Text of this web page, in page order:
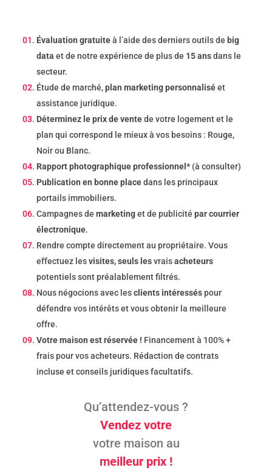
Évaluation gratuiteà l’aide des derniers outils de big
data et de notre expérience de plus de 15 ansdans le
secteur.
Étude de marché,plan marketing personnaliséet
assistance juridique.
Déterminez le prix de ventede votre logement et le
plan qui correspond le mieux à vos besoins : Rouge,
Noir ou Blanc.
Rapport photographique professionnel* (à consulter)
Publication en bonne placedans les principaux
portails immobiliers.
Campagnes de marketinget de publicité par courrier
électronique.
Rendre compte directement au propriétaire. Vous
effectuez lesvisites, seuls lesvraisacheteurs
potentiels sont préalablement filtrés.
Nous négocions avec lesclients intéresséspour
défendre vos intérêts et vous obtenir la meilleure
offre.
Votre maison est réservée ! Financement à 100% +
frais pour vos acheteurs. Rédaction de contrats
incluse et conseils juridiques facultatifs.
Qu’attendez-vous ?
Vendez votre
votre maison au
meilleur prix !